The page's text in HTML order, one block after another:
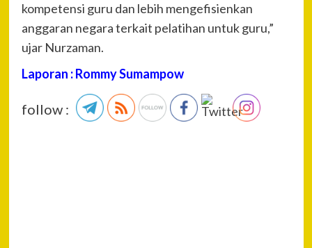
kompetensi guru dan lebih mengefisienkan
anggaran negara terkait pelatihan untuk guru,”
ujar Nurzaman.
Laporan : Rommy Sumampow
follow :